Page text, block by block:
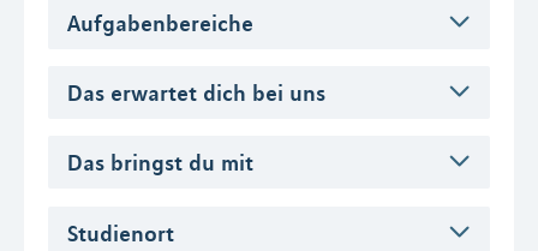
Aufgabenbereiche
Das erwartet dich bei uns
Das bringst du mit
Studienort